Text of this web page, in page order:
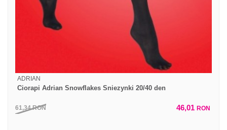
ADRIAN
Ciorapi Adrian Snowflakes Sniezynki 20/40 den
61,34RON 46,01 RON